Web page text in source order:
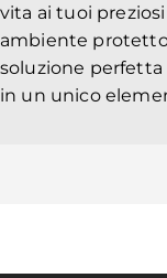
vita ai tuoi
ambiente
soluzione perfetta
in un unico